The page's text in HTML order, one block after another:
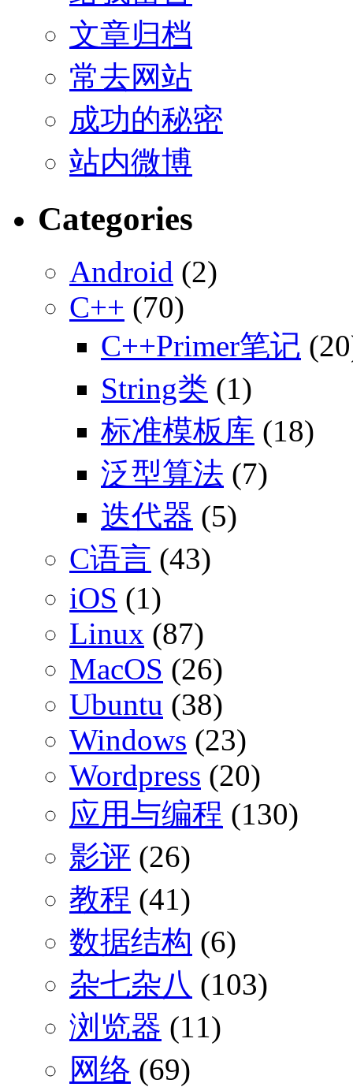
文章归档
常去网站
成功的秘密
站内微博
Categories
Android (2)
C++ (70)
C++Primer笔记
String类 (1)
标准模板库 (18)
泛型算法 (7)
迭代器 (5)
C语言 (43)
iOS (1)
Linux (87)
MacOS (26)
Ubuntu (38)
Windows (23)
Wordpress (20)
应用与编程 (130)
影评 (26)
教程 (41)
数据结构 (6)
杂七杂八 (103)
浏览器 (11)
网络 (69)